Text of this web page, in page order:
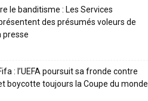
le banditisme : Les Services
des présumés voleurs de
presse
: l’UEFA poursuit sa fronde contre
boycotte toujours la Coupe du monde